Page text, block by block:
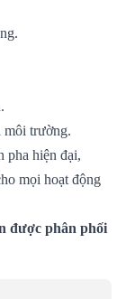
môi trường.
pha hiện đại,
mọi hoạt động
được phân phối